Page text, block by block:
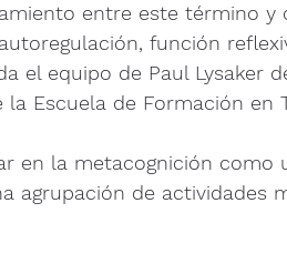
entre este término y
función
el equipo de Paul Lysaker
la Escuela de Formación en
en la metacognición como
agrupación de actividades